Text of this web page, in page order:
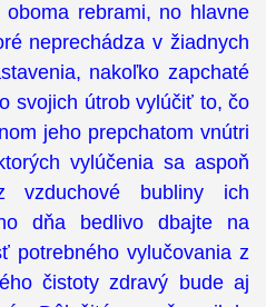
rebrami, no hlavne
neprechádza v žiadnych
nakoľko zapchaté
svojich útrob vylúčiť to, čo
jeho prepchatom vnútri
vylúčenia sa aspoň
vzduchové bubliny ich
dňa bedlivo dbajte na
potrebného vylučovania z
čistoty zdravý bude aj